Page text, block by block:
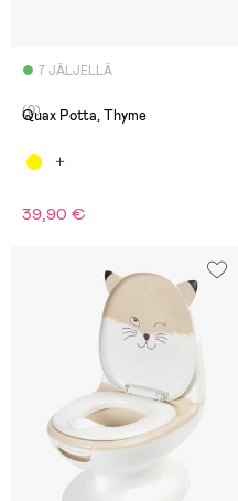
7 JÄLJELLÄ
(0) Quax Potta, Thyme
39,90 €